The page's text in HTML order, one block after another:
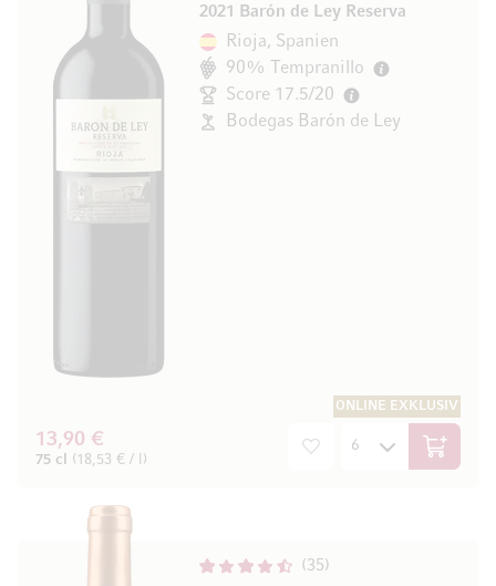
2021 Barón de Ley Reserva
Rioja, Spanien
90% Tempranillo
Score 17.5/20
Bodegas Barón de Ley
ONLINE EXKLUSIV
13,90 €
75 cl (18,53 € / l) In den
35